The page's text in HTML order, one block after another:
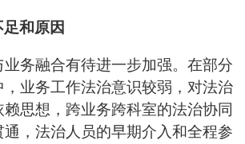
和原因
务融合有待进一步加强。在部分
业务工作法治意识较弱，对法治
思想，跨业务跨科室的法治协同
，法治人员的早期介入和全程参